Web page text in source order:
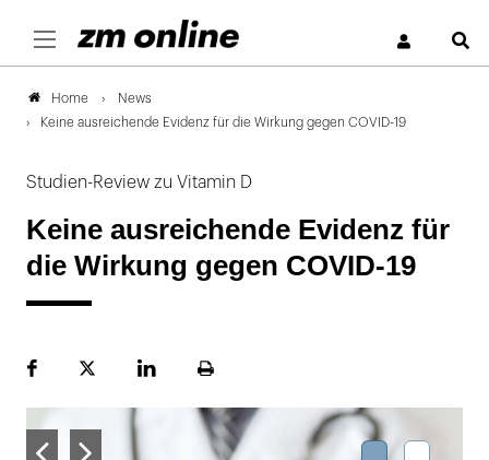
Home
News
Keine ausreichende Evidenz für die Wirkung gegen COVID-19
Studien-Review zu Vitamin D
Keine ausreichende Evidenz für
die Wirkung gegen COVID-19
FacebookPlattformLinekdInSeite